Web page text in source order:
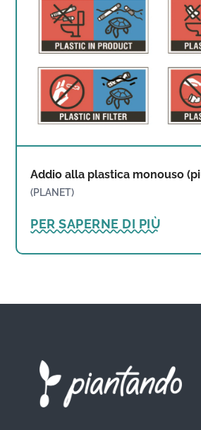
Addio alla plastica monouso
(PLANET)
PER SAPERNE DI PIÙ